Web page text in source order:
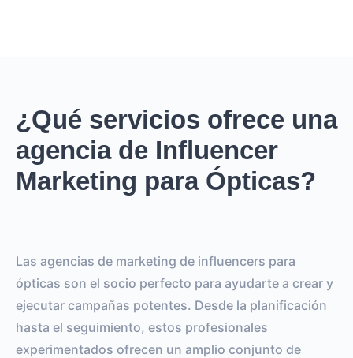
¿Qué servicios ofrece una
agencia de Influencer
Marketing para Ópticas?
Las agencias de marketing de influencers para
ópticas son el socio perfecto para ayudarte a crear y
ejecutar campañas potentes. Desde la planificación
hasta el seguimiento, estos profesionales
experimentados ofrecen un amplio conjunto de